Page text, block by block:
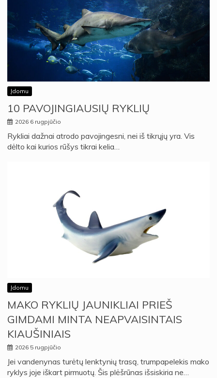
Įdomu
10 PAVOJINGIAUSIŲ RYKLIŲ
2026 6 rugpjūčio
Rykliai dažnai atrodo pavojingesni, nei iš tikrųjų yra. Vis
dėlto kai kurios rūšys tikrai kelia…
Įdomu
MAKO RYKLIŲ JAUNIKLIAI PRIEŠ
GIMDAMI MINTA NEAPVAISINTAIS
KIAUŠINIAIS
2026 5 rugpjūčio
Jei vandenynas turėtų lenktynių trasą, trumpapelekis mako
ryklys joje iškart pirmuotų. Šis plėšrūnas išsiskiria ne…